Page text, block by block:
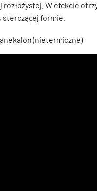
W efekcie
sterczącej formie.
(nietermiczne)